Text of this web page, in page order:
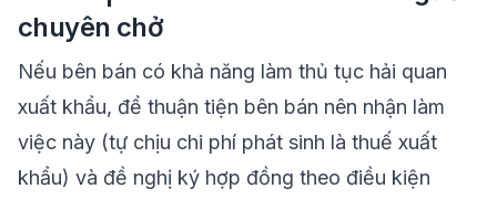
chuyên chở
Nếu bên bán có khả năng làm thủ tục hải quan
xuất khẩu, để thuận tiện bên bán nên nhận làm
việc này (tự chịu chi phí phát sinh là thuế xuất
khẩu) và đề nghị ký hợp đồng theo điều kiện